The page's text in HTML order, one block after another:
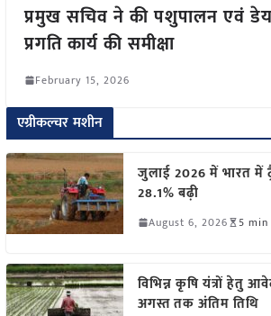
प्रमुख सचिव ने की पशुपालन एवं
प्रगति कार्य की समीक्षा
February 15, 2026
एग्रीकल्चर मशीन
जुलाई 2026 में भारत में
28.1% बढ़ी
August 6, 2026 5
विभिन्न कृषि यंत्रों हेतु
अगस्त तक अंतिम तिथि